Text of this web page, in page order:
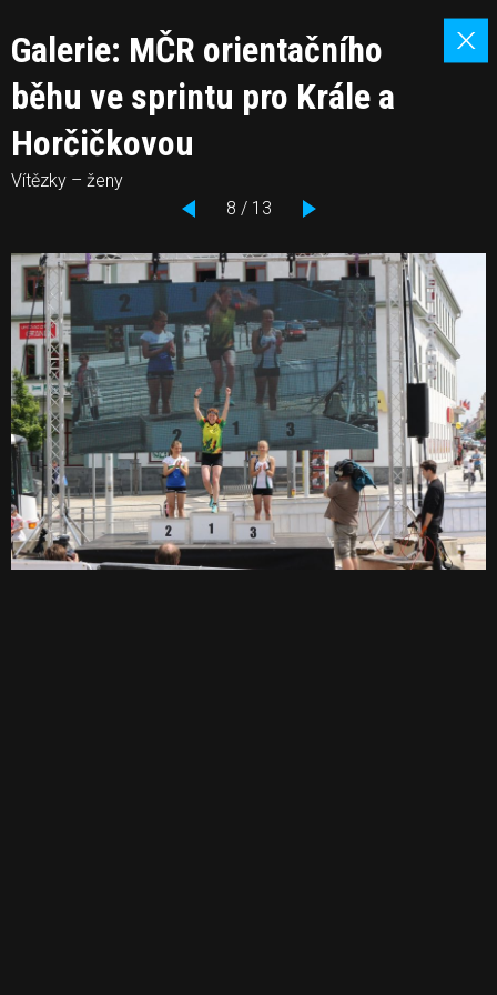
Galerie: MČR orientačního
běhu ve sprintu pro Krále a
Horčičkovou
Vítězky – ženy
8 / 13